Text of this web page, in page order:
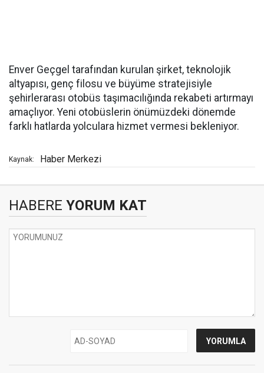
Enver Geçgel tarafından kurulan şirket, teknolojik
altyapısı, genç filosu ve büyüme stratejisiyle
şehirlerarası otobüs taşımacılığında rekabeti artırmayı
amaçlıyor. Yeni otobüslerin önümüzdeki dönemde
farklı hatlarda yolculara hizmet vermesi bekleniyor.
Kaynak: Haber Merkezi
HABERE YORUM KAT